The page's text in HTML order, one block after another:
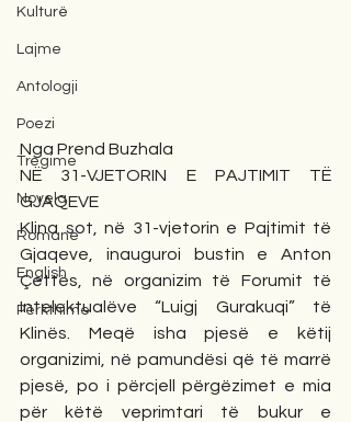
Kulturë
Lajme
Antologji
Poezi
Tregime
Novela
Romane
English
Përkthime
Nga Prend Buzhala
NË 31-VJETORIN E PAJTIMIT TË
GJAQEVE
Klina sot, në 31-vjetorin e Pajtimit të
Gjaqeve, inauguroi bustin e Anton
Çettës, në organizim të Forumit të
Intelektualëve “Luigj Gurakuqi” të
Klinës. Meqë isha pjesë e këtij
organizimi, në pamundësi që të marrë
pjesë, po i përcjell përgëzimet e mia
për këtë veprimtari të bukur e